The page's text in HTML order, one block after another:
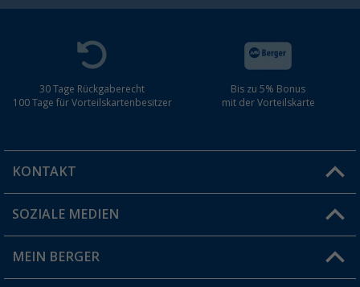
30 Tage Rückgaberecht
100 Tage für Vorteilskartenbesitzer
Bis zu 5% Bonus
mit der Vorteilskarte
KONTAKT
Du hast eine Frage?
Filiale finden
SOZIALE MEDIEN
MEIN BERGER